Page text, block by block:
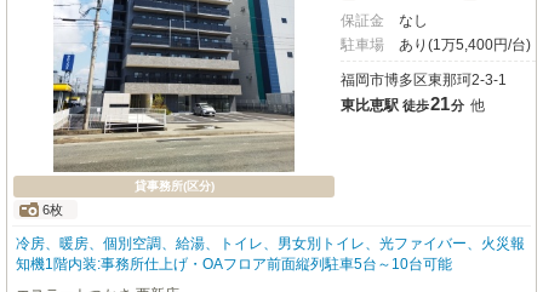
貸事務所(区分)
6枚
保証金
なし
駐車場
あり(1万5,400円/台)
福岡市博多区東那珂2-3-1
東比恵駅 徒歩21分 他
冷房、暖房、個別空調、給湯、トイレ、男女別トイレ、光ファイバー、火災報
知機1階内装:事務所仕上げ・OAフロア前面縦列駐車5台～10台可能